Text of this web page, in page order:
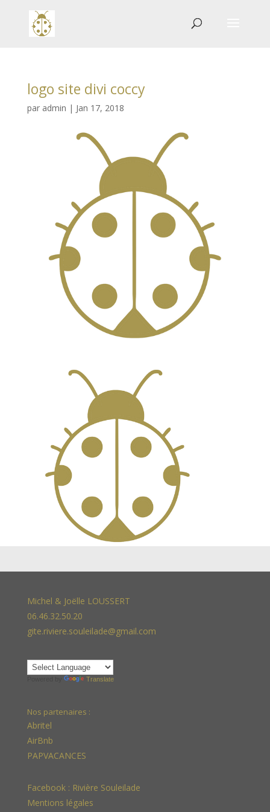
logo site divi coccy
par admin | Jan 17, 2018
Michel & Joëlle LOUSSERT
06.46.32.50.20
gite.riviere.souleilade@gmail.com
Translate
Nos partenaires :
Abritel
AirBnb
PAPVACANCES
Facebook : Rivière Souleilade
Mentions légales